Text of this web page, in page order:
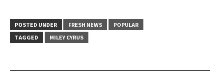
POSTED UNDER FRESH NEWS
POPULAR
TAGGED
MILEY CYRUS